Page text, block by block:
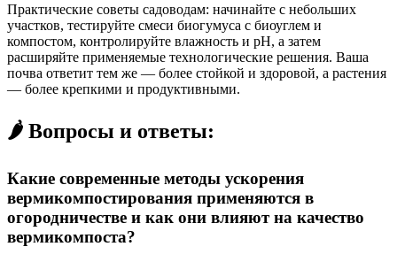
Практические советы садоводам: начинайте с небольших
участков, тестируйте смеси биогумуса с биоуглем и
компостом, контролируйте влажность и pH, а затем
расширяйте применяемые технологические решения. Ваша
почва ответит тем же — более стойкой и здоровой, а растения
— более крепкими и продуктивными.
🌶️ Вопросы и ответы:
Какие современные методы ускорения
вермикомпостирования применяются в
огородничестве и как они влияют на качество
вермикомпоста?